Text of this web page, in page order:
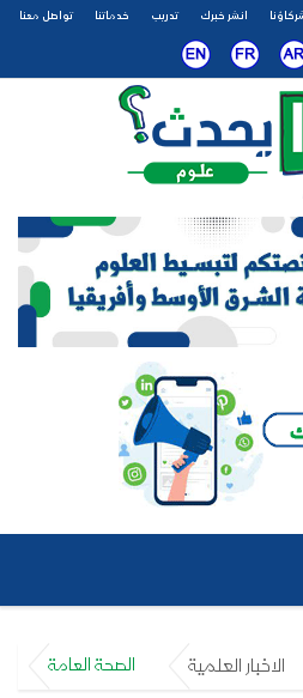
انشر خبرك تدريب خدماتنا تواصل معنا
الاخبار العلمية الصحة العامة